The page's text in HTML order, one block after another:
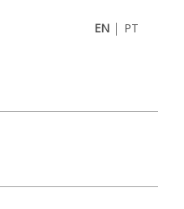
EN | PT